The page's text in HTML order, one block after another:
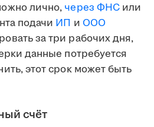
лично, через ФНС или
подачи ИП и ООО
за три рабочих дня,
данные потребуется
этот срок может быть
счёт